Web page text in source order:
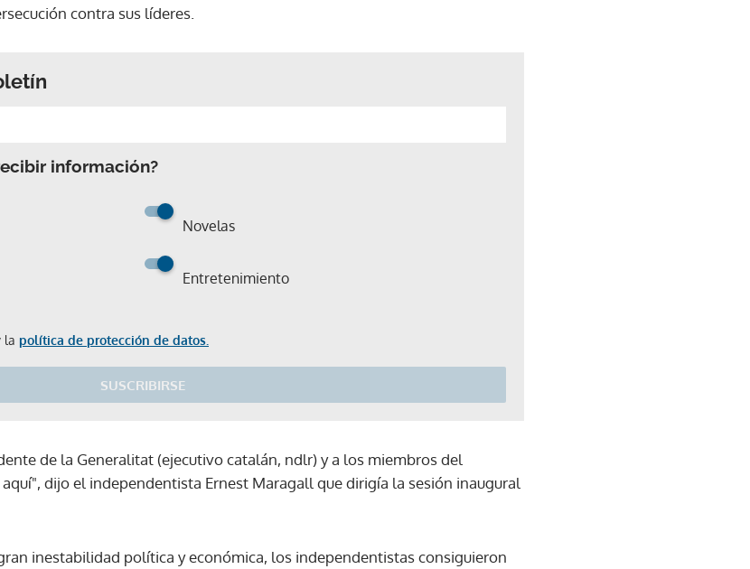
contra sus líderes.
información?
Novelas
Entretenimiento
la política de protección de datos.
SUSCRIBIRSE
de la Generalitat (ejecutivo catalán, ndlr) y a los miembros del
dijo el independentista Ernest Maragall que dirigía la sesión inaugural
inestabilidad política y económica, los independentistas consiguieron